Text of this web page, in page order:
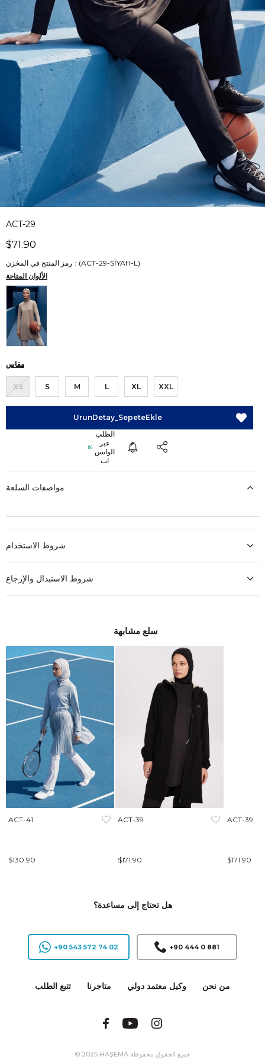
ACT-29
$71.90
رمز المنتج في المخزن
(ACT-29-SİYAH-L)
الألوان المتاحة
مقاس
XS S M L XL XXL
مواصفات السلعة
شروط الاستخدام
شروط الاستبدال والإرجاع
سلع مشابهة
ACT-41
$130.90
ACT-39
$171.90
ACT-39
$171.90
هل تحتاج إلى مساعدة؟
+90 543 572 74 02 +90 444 0 881
تتبع الطلب متاجرنا وكيل معتمد دولي من نحن
© 2025 HAŞEMA جميع الحقوق محفوظة